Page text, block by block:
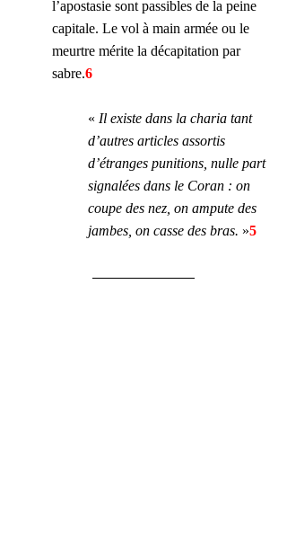
l’apostasie sont passibles de la peine
capitale. Le vol à main armée ou le
meurtre mérite la décapitation par
sabre.6
« Il existe dans la charia tant
d’autres articles assortis
d’étranges punitions, nulle part
signalées dans le Coran : on
coupe des nez, on ampute des
jambes, on casse des bras. »5